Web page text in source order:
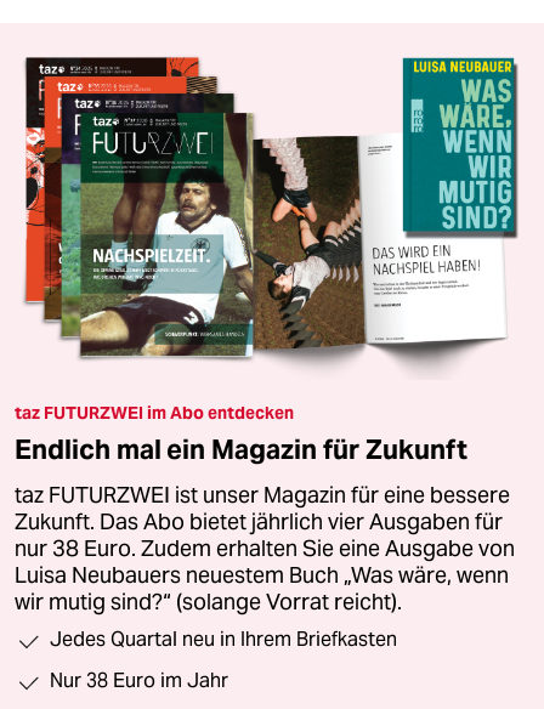
taz FUTURZWEI im Abo entdecken
Endlich mal ein Magazin für Zukunft
taz FUTURZWEI ist unser Magazin für eine bessere
Zukunft. Das Abo bietet jährlich vier Ausgaben für
nur 38 Euro. Zudem erhalten Sie eine Ausgabe von
Luisa Neubauers neuestem Buch „Was wäre, wenn
wir mutig sind?“ (solange Vorrat reicht).
Jedes Quartal neu in Ihrem Briefkasten
Nur 38 Euro im Jahr